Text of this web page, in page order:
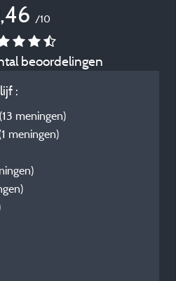
/10
beoordelingen
:
(13 meningen)
meningen)